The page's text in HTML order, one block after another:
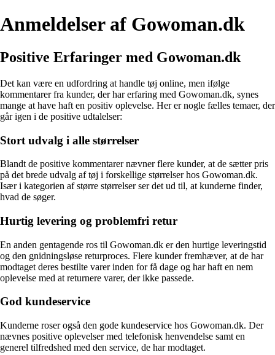
Anmeldelser af Gowoman.dk
Positive Erfaringer med Gowoman.dk
Det kan være en udfordring at handle tøj online, men ifølge
kommentarer fra kunder, der har erfaring med Gowoman.dk, synes
mange at have haft en positiv oplevelse. Her er nogle fælles temaer, der
går igen i de positive udtalelser:
Stort udvalg i alle størrelser
Blandt de positive kommentarer nævner flere kunder, at de sætter pris
på det brede udvalg af tøj i forskellige størrelser hos Gowoman.dk.
Især i kategorien af større størrelser ser det ud til, at kunderne finder,
hvad de søger.
Hurtig levering og problemfri retur
En anden gentagende ros til Gowoman.dk er den hurtige leveringstid
og den gnidningsløse returproces. Flere kunder fremhæver, at de har
modtaget deres bestilte varer inden for få dage og har haft en nem
oplevelse med at returnere varer, der ikke passede.
God kundeservice
Kunderne roser også den gode kundeservice hos Gowoman.dk. Der
nævnes positive oplevelser med telefonisk henvendelse samt en
generel tilfredshed med den service, de har modtaget.